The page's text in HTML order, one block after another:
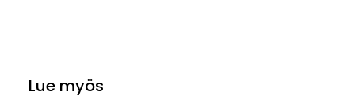
Lue myös